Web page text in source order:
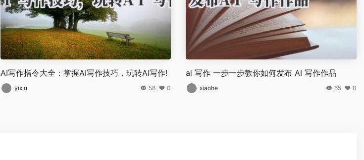
AI写作指令大全：掌握AI写作技巧，玩转AI写作!
yixiu 58 0
ai 写作 一步一步教你如何发布 AI 写作作品
xiaohe 65 0